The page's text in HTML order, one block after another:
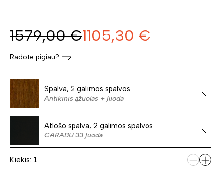
1579,00 €1105,30 €
Radote pigiau?
Spalva, 2 galimos spalvos
Antikinis ąžuolas + juoda
Atlošo spalva, 2 galimos spalvos
CARABU 33 juoda
Kiekis: